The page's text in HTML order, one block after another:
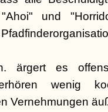
und
ärgert es
wenig
Vernehmungen